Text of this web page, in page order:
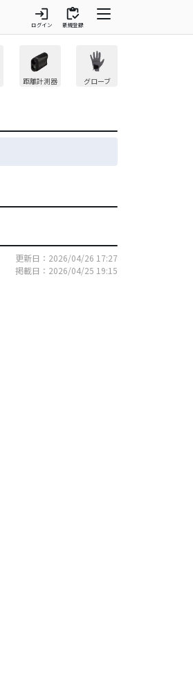
login
ログイン
inventory
新規登録
距離計測器 グローブ
更新日：2026/04/26 17:27
掲載日：2026/04/25 19:15